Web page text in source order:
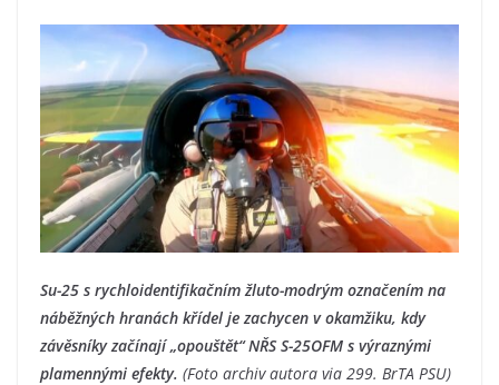
Su-25 s rychloidentifikačním žluto-modrým označením na
náběžných hranách křídel je zachycen v okamžiku, kdy
závěsníky začínají „opouštět“ NŘS S-25OFM s výraznými
plamennými efekty. (Foto archiv autora via 299. BrTA PSU)